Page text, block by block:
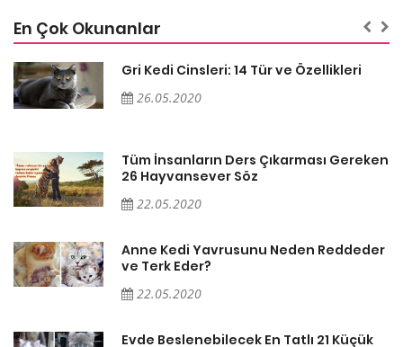
En Çok Okunanlar
Gri Kedi Cinsleri: 14 Tür ve Özellikleri
26.05.2020
Tüm İnsanların Ders Çıkarması Gereken
26 Hayvansever Söz
22.05.2020
Anne Kedi Yavrusunu Neden Reddeder
ve Terk Eder?
22.05.2020
Evde Beslenebilecek En Tatlı 21 Küçük